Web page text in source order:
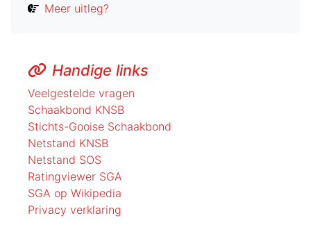
Meer uitleg?
Handige links
Veelgestelde vragen
Schaakbond KNSB
Stichts-Gooise Schaakbond
Netstand KNSB
Netstand SOS
Ratingviewer SGA
SGA op Wikipedia
Privacy verklaring